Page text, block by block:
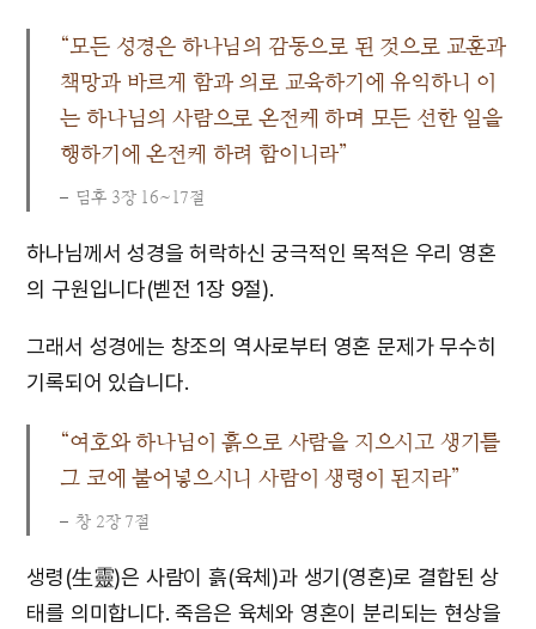
“모든 성경은 하나님의 감동으로 된 것으로 교훈과
책망과 바르게 함과 의로 교육하기에 유익하니 이
는 하나님의 사람으로 온전케 하며 모든 선한 일을
행하기에 온전케 하려 함이니라”
딤후 3장 16~17절
하나님께서 성경을 허락하신 궁극적인 목적은 우리 영혼
의 구원입니다(벧전 1장 9절).
그래서 성경에는 창조의 역사로부터 영혼 문제가 무수히
기록되어 있습니다.
“여호와 하나님이 흙으로 사람을 지으시고 생기를
그 코에 불어넣으시니 사람이 생령이 된지라”
창 2장 7절
생령(生靈)은 사람이 흙(육체)과 생기(영혼)로 결합된 상
태를 의미합니다. 죽음은 육체와 영혼이 분리되는 현상을